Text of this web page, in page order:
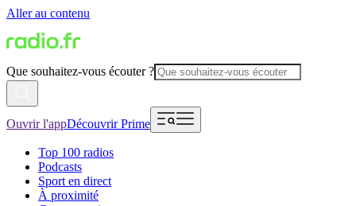
Aller au contenu
Que souhaitez-vous écouter ?
Ouvrir l'appDécouvrir Prime
Top 100 radios
Podcasts
Sport en direct
À proximité